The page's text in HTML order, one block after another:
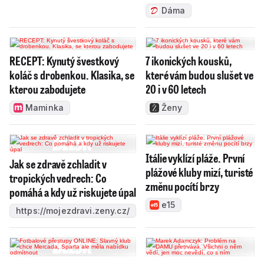
Dáma
RECEPT: Kynutý švestkový
koláč s drobenkou. Klasika, se
kterou zabodujete
Maminka
7 ikonických kousků,
které vám budou slušet ve
20 i v 60 letech
Ženy
Jak se zdravě zchladit v
tropických vedrech: Co
pomáhá a kdy už riskujete úpal
https://mojezdravi.zeny.cz/
Itálie vyklízí pláže. První
plážové kluby mizí, turisté
změnu pocítí brzy
e15